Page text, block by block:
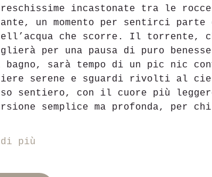
incastonate tra le
un momento per sentirci
che scorre. Il torrente,
per una pausa di puro
bagno, sarà tempo di un pic nic
serene e sguardi rivolti al
sentiero, con il cuore più
semplice ma profonda, per
di più